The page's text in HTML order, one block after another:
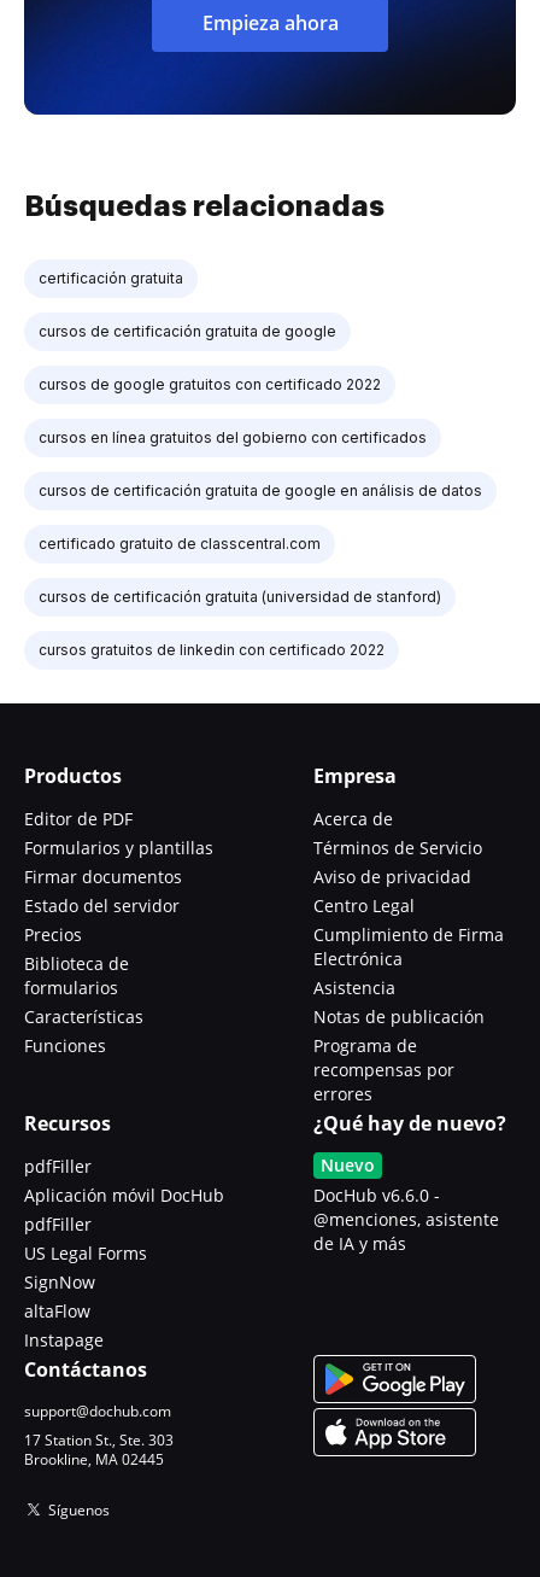
Empieza ahora
Búsquedas relacionadas
certificación gratuita
cursos de certificación gratuita de google
cursos de google gratuitos con certificado 2022
cursos en línea gratuitos del gobierno con certificados
cursos de certificación gratuita de google en análisis de datos
certificado gratuito de classcentral.com
cursos de certificación gratuita (universidad de stanford)
cursos gratuitos de linkedin con certificado 2022
Productos
Editor de PDF
Formularios y plantillas
Firmar documentos
Estado del servidor
Precios
Biblioteca de
formularios
Características
Funciones
Empresa
Acerca de
Términos de Servicio
Aviso de privacidad
Centro Legal
Cumplimiento de Firma
Electrónica
Asistencia
Notas de publicación
Programa de
recompensas por
errores
Recursos
pdfFiller
Aplicación móvil DocHub
pdfFiller
US Legal Forms
SignNow
altaFlow
Instapage
¿Qué hay de nuevo?
Nuevo
DocHub v6.6.0 -
@menciones, asistente
de IA y más
Contáctanos
support@dochub.com
17 Station St., Ste. 303
Brookline, MA 02445
Síguenos